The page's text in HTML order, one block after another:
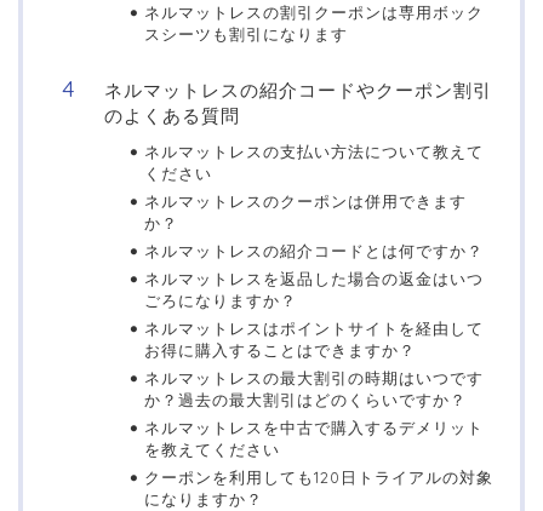
ネルマットレスの割引クーポンは専用ボック
スシーツも割引になります
ネルマットレスの紹介コードやクーポン割引
のよくある質問
ネルマットレスの支払い方法について教えて
ください
ネルマットレスのクーポンは併用できます
か？
ネルマットレスの紹介コードとは何ですか？
ネルマットレスを返品した場合の返金はいつ
ごろになりますか？
ネルマットレスはポイントサイトを経由して
お得に購入することはできますか？
ネルマットレスの最大割引の時期はいつです
か？過去の最大割引はどのくらいですか？
ネルマットレスを中古で購入するデメリット
を教えてください
クーポンを利用しても120日トライアルの対象
になりますか？